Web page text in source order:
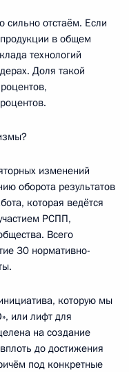
сильно отстаём. Если
в общем
технологий
Доля такой
изменений
оборота результатов
которая ведётся
РСПП,
Всего
30 нормативно-
которую мы
или лифт для
на создание
до достижения
под конкретные